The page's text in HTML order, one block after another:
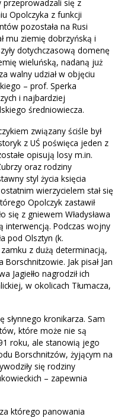
przeprowadzali się z
Opolczyka z funkcji
pozostała na Rusi
mu ziemię dobrzyńską i
dotychczasową domenę
wieluńską, nadaną już
walny udział w objęciu
– prof. Sperka
i najbardziej
średniowiecza.
związany ściśle był
z UŚ poświęca jeden z
opisują losy m.in.
oraz rodziny
styl życia księcia
wierzycielem stał się
Opolczyk zastawił
się z gniewem Władysława
interwencją. Podczas wojny
pod Olsztyn (k.
z dużą determinacją,
Jak pisał Jan
Jagiełło nagrodził ich
w okolicach Tłumacza,
słynnego kronikarza. Sam
które może nie są
roku, ale stanowią jego
Borschnitzów, żyjącym na
się rodziny
– zapewnia
za którego panowania